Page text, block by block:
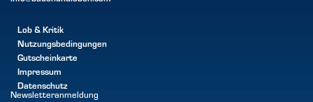
Lob & Kritik
Nutzungsbedingungen
Gutscheinkarte
Impressum
Datenschutz
Newsletteranmeldung